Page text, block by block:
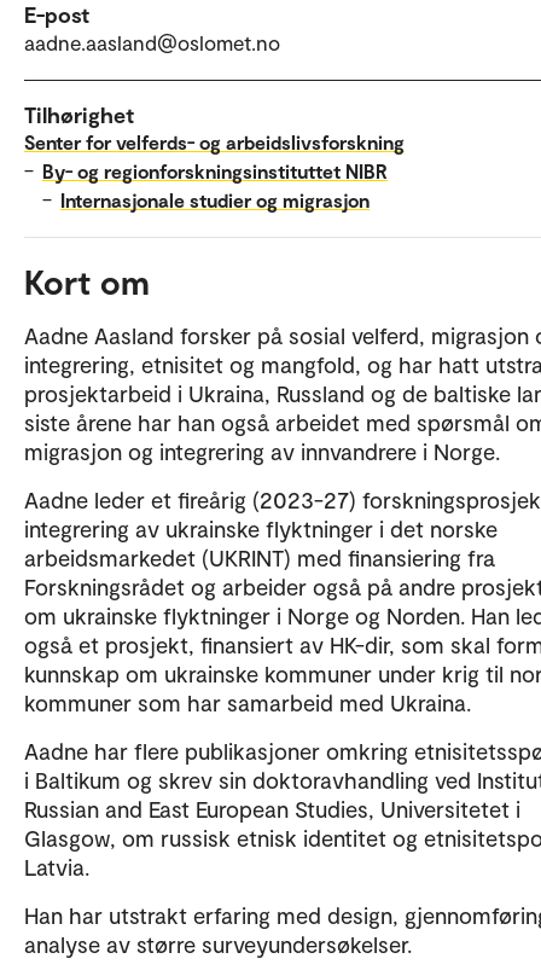
E-post
aadne.aasland@oslomet.no
Tilhørighet
Senter for velferds- og arbeidslivsforskning
– By- og regionforskningsinstituttet NIBR
– Internasjonale studier og migrasjon
Kort om
Aadne Aasland forsker på sosial velferd, migrasjon
integrering, etnisitet og mangfold, og har hatt
prosjektarbeid i Ukraina, Russland og de baltiske
siste årene har han også arbeidet med spørsmål
migrasjon og integrering av innvandrere i Norge.
Aadne leder et fireårig (2023-27)
integrering av ukrainske flyktninger i det norske
arbeidsmarkedet (UKRINT) med finansiering fra
Forskningsrådet og arbeider også på andre
om ukrainske flyktninger i Norge og Norden. Han
også et prosjekt, finansiert av HK-dir, som skal
kunnskap om ukrainske kommuner under krig til
kommuner som har samarbeid med Ukraina.
Aadne har flere publikasjoner omkring
i Baltikum og skrev sin doktoravhandling ved
Russian and East European Studies, Universitetet i
Glasgow, om russisk etnisk identitet og
Latvia.
Han har utstrakt erfaring med design,
analyse av større surveyundersøkelser.